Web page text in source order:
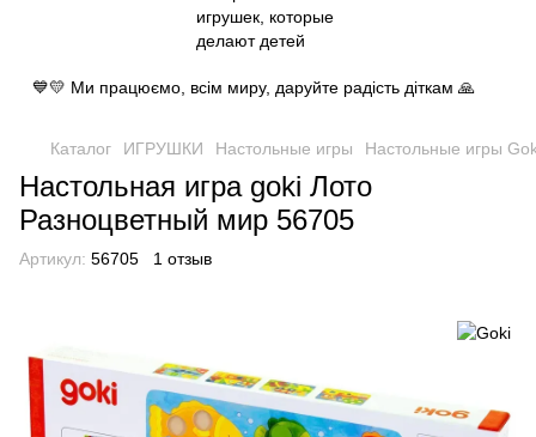
💙💛 Ми працюємо, всім миру, даруйте радість діткам 🙏
Каталог ИГРУШКИ Настольные игры Настольные игры
Настольная игра goki Лото
Разноцветный мир 56705
Артикул: 56705 1 отзыв